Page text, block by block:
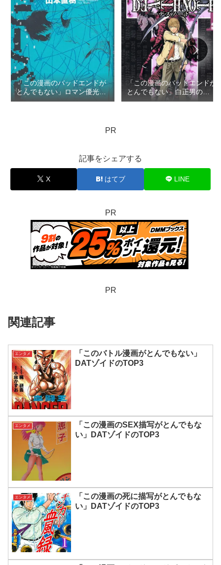
「この漫画のバッドエンドが
とんでもない」ロマン優光の
TOP3
「この漫画のバッドエンドが
とんでもない」白正男の
TOP3
PR
記事をシェアする
X はてブ LINE
PR
PR
関連記事
エンタメ
「このバトル漫画がとんでもない」
DATゾイドのTOP3
エンタメ
「この漫画のSEX描写がとんでもな
い」DATゾイドのTOP3
エンタメ
「この漫画の死に描写がとんでもな
い」DATゾイドのTOP3